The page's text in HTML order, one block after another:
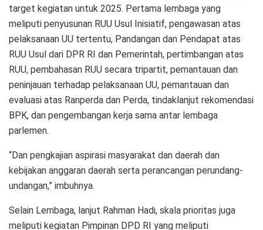
target kegiatan untuk 2025. Pertama lembaga yang
meliputi penyusunan RUU Usul Inisiatif, pengawasan atas
pelaksanaan UU tertentu, Pandangan dan Pendapat atas
RUU Usul dari DPR RI dan Pemerintah, pertimbangan atas
RUU, pembahasan RUU secara tripartit, pemantauan dan
peninjauan terhadap pelaksanaan UU, pemantauan dan
evaluasi atas Ranperda dan Perda, tindaklanjut rekomendasi
BPK, dan pengembangan kerja sama antar lembaga
parlemen.
“Dan pengkajian aspirasi masyarakat dan daerah dan
kebijakan anggaran daerah serta perancangan perundang-
undangan,” imbuhnya.
Selain Lembaga, lanjut Rahman Hadi, skala prioritas juga
meliputi kegiatan Pimpinan DPD RI yang meliputi